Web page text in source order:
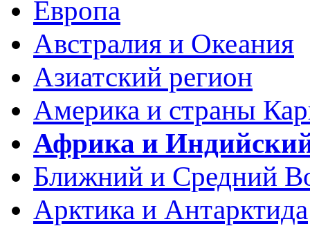
Европа
Австралия и Океания
Азиатский регион
Америка и страны
Африка и
Ближний и Средний
Арктика и Антарктида